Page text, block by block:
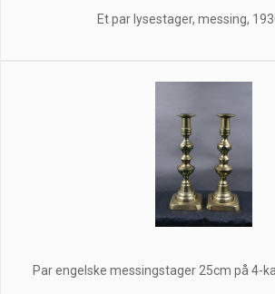
Et par lysestager, messing,
Par engelske messingstager 25cm på 4-